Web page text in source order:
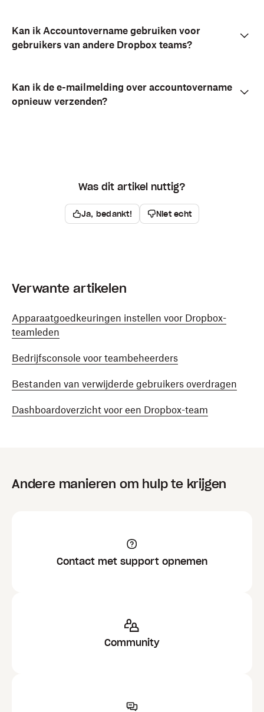
Kan ik Accountovername gebruiken voor
gebruikers van andere Dropbox teams?
Kan ik de e-mailmelding over accountovername
opnieuw verzenden?
Was dit artikel nuttig?
Ja, bedankt! Niet echt
Verwante artikelen
Apparaatgoedkeuringen instellen voor Dropbox-
teamleden
Bedrijfsconsole voor teambeheerders
Bestanden van verwijderde gebruikers overdragen
Dashboardoverzicht voor een Dropbox-team
Andere manieren om hulp te krijgen
Contact met support opnemen
Community